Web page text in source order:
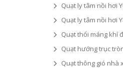
Quạt ly tâm nồi hơi
Quạt ly tâm nồi hơi
Quạt thổi máng khí
Quạt hướng trục
Quạt thông gió nhà